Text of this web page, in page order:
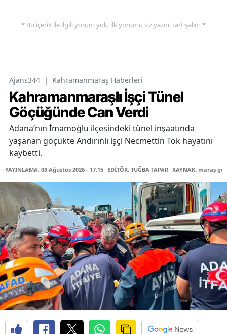
* Bu içerik ile ilgili yorum yok, ilk yorumu siz yazın, tartışalım *
Ajans344 | Kahramanmaraş Haberleri
Kahramanmaraşlı İşçi Tünel
Göçüğünde Can Verdi
Adana’nın İmamoğlu ilçesindeki tünel inşaatında
yaşanan göçükte Andırınlı işçi Necmettin Tok hayatını
kaybetti.
YAYINLAMA: 08 Ağustos 2026 - 17:15 EDİTÖR: TUĞBA TAPAR KAYNAK: maraş